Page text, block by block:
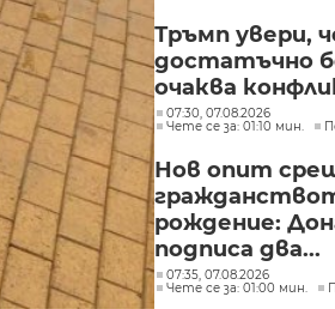
Тръмп увери,
достатъчно
очаква
07:30, 07.08.2026
Чете се за: 01:10 мин.
Нов опит
рождение:
подписа два...
07:35, 07.08.2026
Чете се за: 01:00 мин.